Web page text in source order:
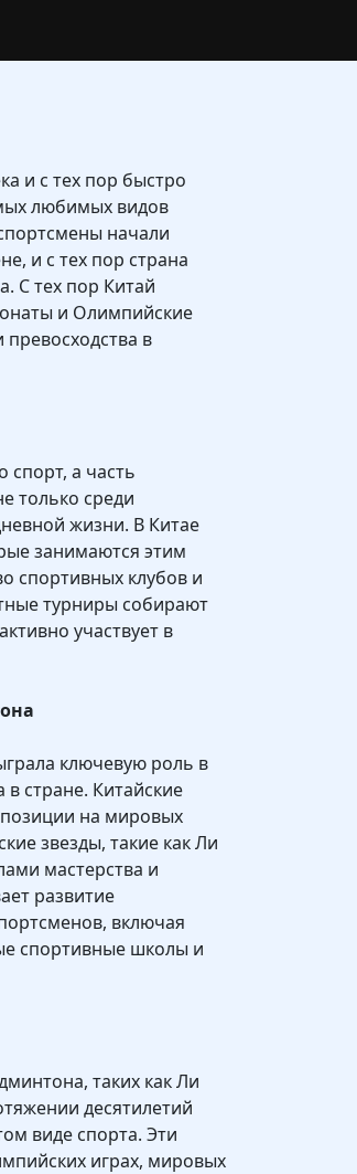
и с тех пор быстро
любимых видов
начали
и с тех пор страна
С тех пор Китай
и Олимпийские
в
спорт, а часть
только среди
жизни. В Китае
занимаются этим
спортивных клубов и
турниры собирают
участвует в
ключевую роль в
стране. Китайские
на мировых
звезды, такие как Ли
мастерства и
развитие
включая
спортивные школы и
таких как Ли
десятилетий
виде спорта. Эти
играх, мировых